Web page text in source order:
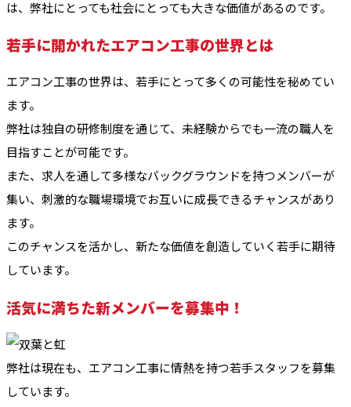
は、弊社にとっても社会にとっても大きな価値があるのです。
若手に開かれたエアコン工事の世界とは
エアコン工事の世界は、若手にとって多くの可能性を秘めてい
ます。
弊社は独自の研修制度を通じて、未経験からでも一流の職人を
目指すことが可能です。
また、求人を通して多様なバックグラウンドを持つメンバーが
集い、刺激的な職場環境でお互いに成長できるチャンスがあり
ます。
このチャンスを活かし、新たな価値を創造していく若手に期待
しています。
活気に満ちた新メンバーを募集中！
弊社は現在も、エアコン工事に情熱を持つ若手スタッフを募集
しています。